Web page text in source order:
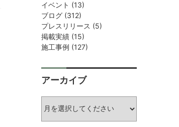
イベント (13)
ブログ (312)
プレスリリース (5)
掲載実績 (15)
施工事例 (127)
アーカイブ